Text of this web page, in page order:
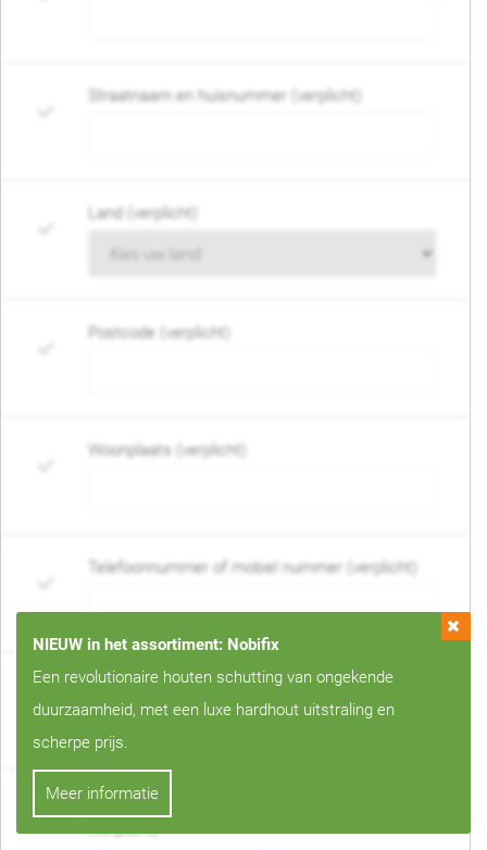
Straatnaam en huisnummer (verplicht)
Land (verplicht)
Postcode (verplicht)
Woonplaats (verplicht)
Telefoonnummer of mobiel nummer (verplicht)
E-mail adres (verplicht)
Wanneer mag de schutting geplaatst worden?
(verplicht)
NIEUW in het assortiment: Nobifix
Een revolutionaire houten schutting van ongekende
duurzaamheid, met een luxe hardhout uitstraling en
scherpe prijs.
Meer informatie